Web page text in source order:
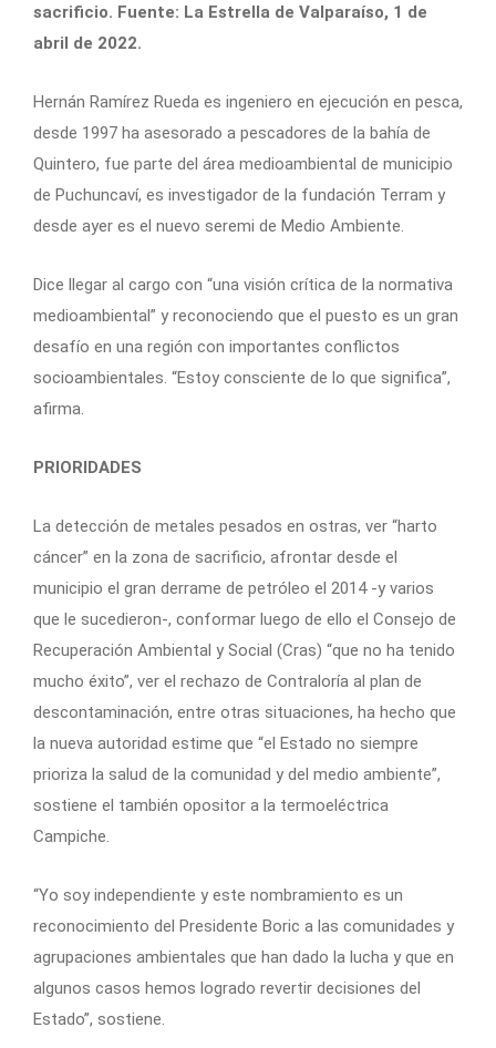
sacrificio. Fuente: La Estrella de Valparaíso, 1 de
abril de 2022.
Hernán Ramírez Rueda es ingeniero en ejecución en pesca,
desde 1997 ha asesorado a pescadores de la bahía de
Quintero, fue parte del área medioambiental de municipio
de Puchuncaví, es investigador de la fundación Terram y
desde ayer es el nuevo seremi de Medio Ambiente.
Dice llegar al cargo con “una visión crítica de la normativa
medioambiental” y reconociendo que el puesto es un gran
desafío en una región con importantes conflictos
socioambientales. “Estoy consciente de lo que significa”,
afirma.
PRIORIDADES
La detección de metales pesados en ostras, ver “harto
cáncer” en la zona de sacrificio, afrontar desde el
municipio el gran derrame de petróleo el 2014 -y varios
que le sucedieron-, conformar luego de ello el Consejo de
Recuperación Ambiental y Social (Cras) “que no ha tenido
mucho éxito”, ver el rechazo de Contraloría al plan de
descontaminación, entre otras situaciones, ha hecho que
la nueva autoridad estime que “el Estado no siempre
prioriza la salud de la comunidad y del medio ambiente”,
sostiene el también opositor a la termoeléctrica
Campiche.
“Yo soy independiente y este nombramiento es un
reconocimiento del Presidente Boric a las comunidades y
agrupaciones ambientales que han dado la lucha y que en
algunos casos hemos logrado revertir decisiones del
Estado”, sostiene.